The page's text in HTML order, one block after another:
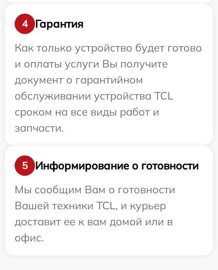
4
Гарантия
Как только устройство будет готово
и оплаты услуги Вы получите
документ о гарантийном
обслуживании устройства TCL
сроком на все виды работ и
запчасти.
5
Информирование о готовности
Мы сообщим Вам о готовности
Вашей техники TCL, и курьер
доставит ее к вам домой или в
офис.